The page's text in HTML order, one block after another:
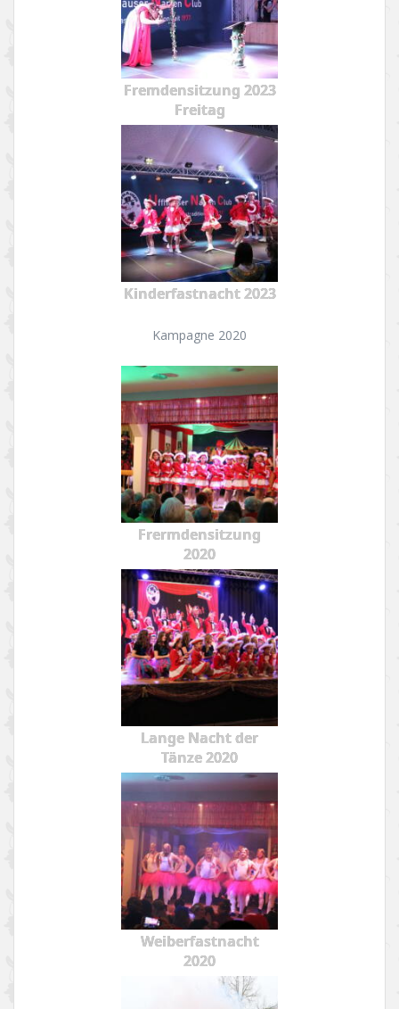
Fremdensitzung 2023
Freitag
Kinderfastnacht 2023
Kampagne 2020
Frermdensitzung
2020
Lange Nacht der
Tänze 2020
Weiberfastnacht
2020